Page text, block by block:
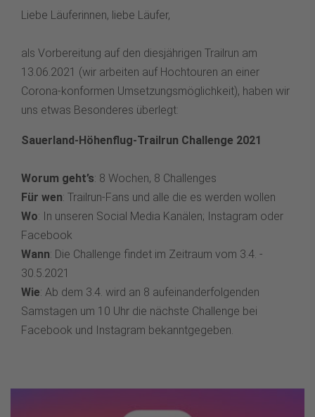
Liebe Läuferinnen, liebe Läufer,
als Vorbereitung auf den diesjährigen Trailrun am
13.06.2021 (wir arbeiten auf Hochtouren an einer
Corona-konformen Umsetzungsmöglichkeit), haben wir
uns etwas Besonderes überlegt:
Sauerland-Höhenflug-Trailrun Challenge 2021
Worum geht’s: 8 Wochen, 8 Challenges
Für wen: Trailrun-Fans und alle die es werden wollen
Wo: In unseren Social Media Kanälen; Instagram oder
Facebook
Wann: Die Challenge findet im Zeitraum vom 3.4. -
30.5.2021
Wie: Ab dem 3.4. wird an 8 aufeinanderfolgenden
Samstagen um 10 Uhr die nächste Challenge bei
Facebook und Instagram bekanntgegeben.